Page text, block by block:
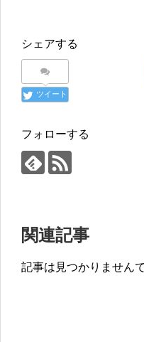
シェアする
ツイート
フォローする
関連記事
記事は見つかりませんで